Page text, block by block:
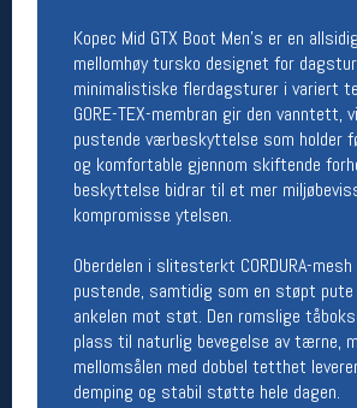
Kopec Mid GTX Boot Men's er en
mellomhøy tursko designet for
minimalistiske flerdagsturer i variert
GORE-TEX-membran gir den vanntett,
pustende værbeskyttelse som holder
og komfortable gjennom skiftende
beskyttelse bidrar til et mer
kompromisse ytelsen.
Oberdelen i slitesterkt CORDURA-
pustende, samtidig som en støpt
ankelen mot støt. Den romslige
plass til naturlig bevegelse av tærne,
mellomsålen med dobbel tetthet
demping og stabil støtte hele dagen.
Åpningstider butikk
Man-Fredag:
11-18
Lørdag:
11-16
Team Oslo Sportslager
Magasinet
MELD DEG INN GRATIS
Åpningstider verkstedet
Man-Fredag:
11-18